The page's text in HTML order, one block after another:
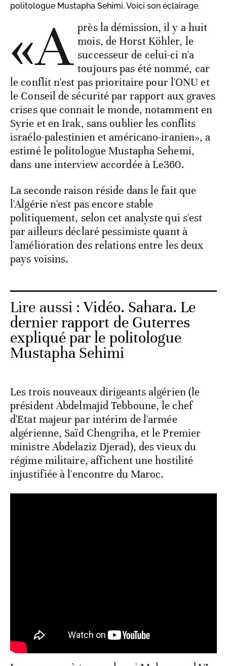
politologue Mustapha Sehimi. Voici son éclairage.
«A près la démission, il y a huit
mois, de Horst Köhler, le
successeur de celui-ci n'a
toujours pas été nommé, car
le conflit n'est pas prioritaire pour l'ONU et
le Conseil de sécurité par rapport aux graves
crises que connait le monde, notamment en
Syrie et en Irak, sans oublier les conflits
israélo-palestinien et américano-iranien», a
estimé le politologue Mustapha Sehemi,
dans une interview accordée à Le360.
La seconde raison réside dans le fait que
l'Algérie n'est pas encore stable
politiquement, selon cet analyste qui s'est
par ailleurs déclaré pessimiste quant à
l'amélioration des relations entre les deux
pays voisins.
Lire aussi :Vidéo. Sahara. Le
dernier rapport de Guterres
expliqué par le politologue
Mustapha Sehimi
Les trois nouveaux dirigeants algérien (le
président Abdelmajid Tebboune, le chef
d'Etat majeur par intérim de l'armée
algérienne, Saïd Chengriha, et le Premier
ministre Abdelaziz Djerad), des vieux du
régime militaire, affichent une hostilité
injustifiée à l'encontre du Maroc.